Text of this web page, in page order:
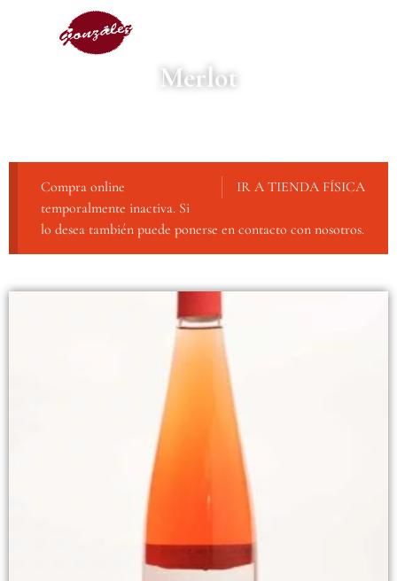
Merlot
IR A TIENDA FÍSICA
Compra online
temporalmente inactiva. Si
lo desea también puede ponerse en contacto con nosotros.